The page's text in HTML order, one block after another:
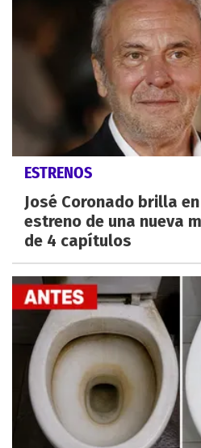
ESTRENOS
José Coronado brilla
estreno de una nueva
de 4 capítulos